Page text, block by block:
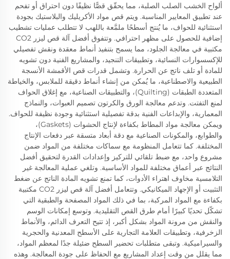
ألواح الخشب الصلب الصلبة، مما يحقّق قصًّا نظيفًا دون احتراق أو تفحم
عند تطبيق المعايير المناسبة. ويتم قص مواد الأكريليك والبلاستيك بجودة
استثنائية للحواف، ما يُنتج أسطحًا ملمَّعة باللهب لا تتطلب عمليات تشطيب
إضافية للحصول على مظهر احترافي. وتتفوق أفضل آلة قص ليزر CO2
مكتبية في معالجة الجلود، مما يسمح بتنفيذ أنماط معقدة ونقش تفصيلي
للإكسسوارات النسائية، وتطبيقات التنجيد، والمشاريع الفنية دون تشويه
للمادة أو تلف ناتج عن الحرارة. وتشمل قدرات قص الأقمشة الأنسجة
الطبيعية والاصطناعية، ما يُمكن من إنشاء أنماط دقيقة للملابس، والخياطة
المتعددة الطبقات (Quilting)، والتطبيقات الصناعية، مع إغلاق الحواف
لمنع التفتت. وتدعم معالجة الورق والكرتون تصميم العبوات، والنماذج
المعمارية، والإبداعات الفنية بدقة تفصيلية استثنائية وجودة نظيفة للحواف.
ويمكن معالجة مواد المطاط بكفاءة لإنتاج الحشوات (Gaskets)،
والطوابع، والمكونات الصناعية مع دقة أبعاد متسقة عبر دفعات الإنتاج
المختلفة. كما تتعامل المنظومة مع سماكات مختلفة من المواد ضمن
مشروع واحد، مع ضبط تلقائي للتركيز وإعدادات القدرة لتحقيق أفضل
النتائج عبر أعماق مختلفة للمواد الأساسية. وتلغي عملية المعالجة غير
التلامسية مخاوف اهتراء الأدوات، كما تمنع تشويه المادة الناتج عن ضغط
التثبيت أو الإجهاد الميكانيكي. وتتعامل أفضل آلة قص ليزر CO2 مكتبية
بكفاءة مع المواد المركبة، بما في ذلك المواد المصفحة والطبقية التي
تشكّل تحديًا كبيرًا أمام طرق القص التقليدية. وتوسع إمكانات الوسم
والنقش من مرونة المواد بشكل أكبر، إذ تتيح التعرف الدائم، والأنماط
الزخرفية، وتطبيقات العلامة التجارية على الأسطح المعدنية والحجرية
والسيراميكية. وتبقى متطلبات تحضير السطح ضئيلة جدًا لمعظم المواد،
مما يقلل من وقت إعداد المشاريع مع الحفاظ على جودة المعالجة. وهذه